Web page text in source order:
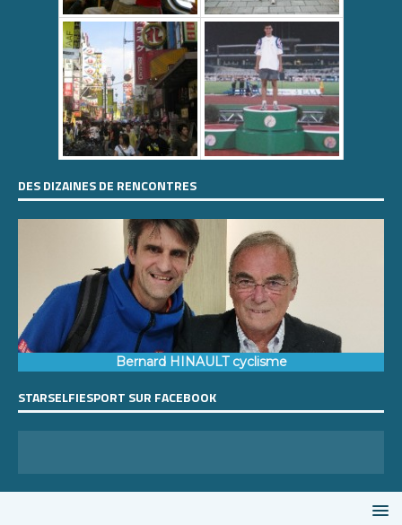
DES DIZAINES DE RENCONTRES
Bernard HINAULT cyclisme
STARSELFIESPORT SUR FACEBOOK